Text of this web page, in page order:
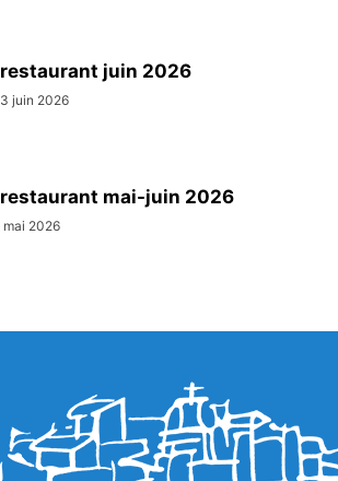
juin 2026
juin 2026
mai-juin 2026
mai 2026